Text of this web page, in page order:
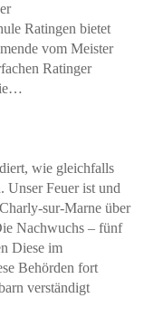
Ratingen bietet
vom Meister
Ratinger
wie gleichfalls
Unser Feuer ist und
sur-Marne über
Nachwuchs – fünf
Diese im
Behörden fort
verständigt